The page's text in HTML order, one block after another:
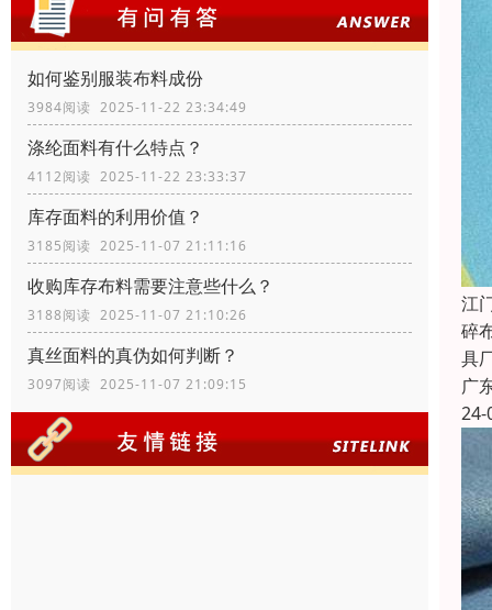
如何鉴别服装布料成份
3984阅读 2025-11-22 23:34:49
涤纶面料有什么特点？
4112阅读 2025-11-22 23:33:37
库存面料的利用价值？
3185阅读 2025-11-07 21:11:16
收购库存布料需要注意些什么？
3188阅读 2025-11-07 21:10:26
真丝面料的真伪如何判断？
3097阅读 2025-11-07 21:09:15
江
碎
具
广
24-